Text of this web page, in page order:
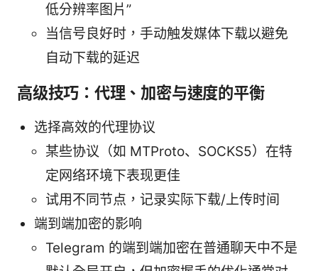
低分辨率图片”
当信号良好时，手动触发媒体下载以避免
自动下载的延迟
高级技巧：代理、加密与速度的平衡
选择高效的代理协议
某些协议（如 MTProto、SOCKS5）在特
定网络环境下表现更佳
试用不同节点，记录实际下载/上传时间
端到端加密的影响
Telegram 的端到端加密在普通聊天中不是